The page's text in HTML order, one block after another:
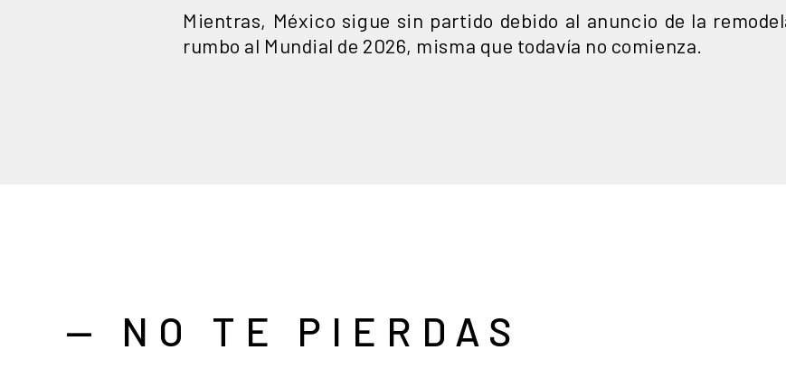
Mientras, México sigue sin partido debido al anuncio de la
rumbo al Mundial de 2026, misma que todavía no comienza.
— NO TE PIERDAS